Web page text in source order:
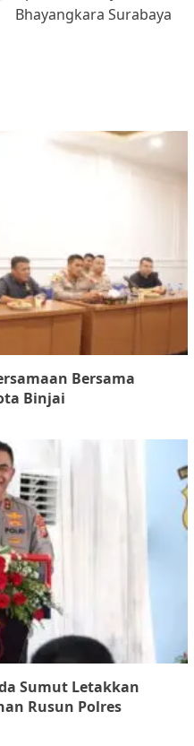
Bhayangkara Surabaya
Bersama
Binjai
Sumut Letakkan
Rusun Polres